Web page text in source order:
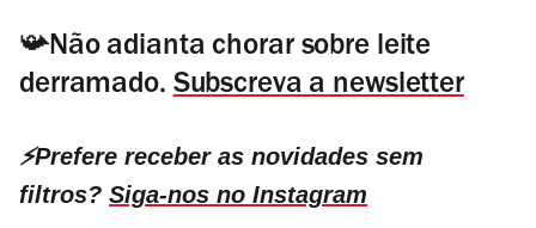
📯Não adianta chorar sobre leite
derramado. Subscreva a newsletter
⚡️Prefere receber as novidades sem
filtros? Siga-nos no Instagram